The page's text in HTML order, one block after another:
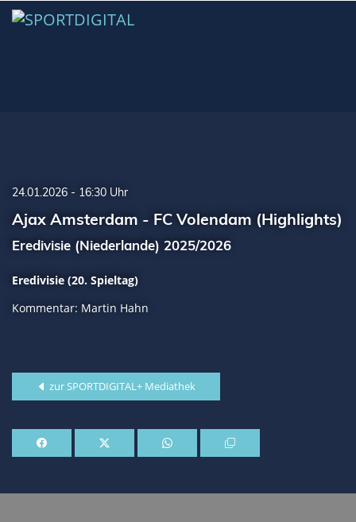
24.01.2026 - 16:30 Uhr
Ajax Amsterdam - FC Volendam (Highlights)
Eredivisie (Niederlande) 2025/2026
Eredivisie (20. Spieltag)
Kommentar: Martin Hahn
zur SPORTDIGITAL+ Mediathek